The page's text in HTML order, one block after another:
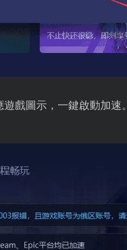
戲圖示，一鍵啟動加速。